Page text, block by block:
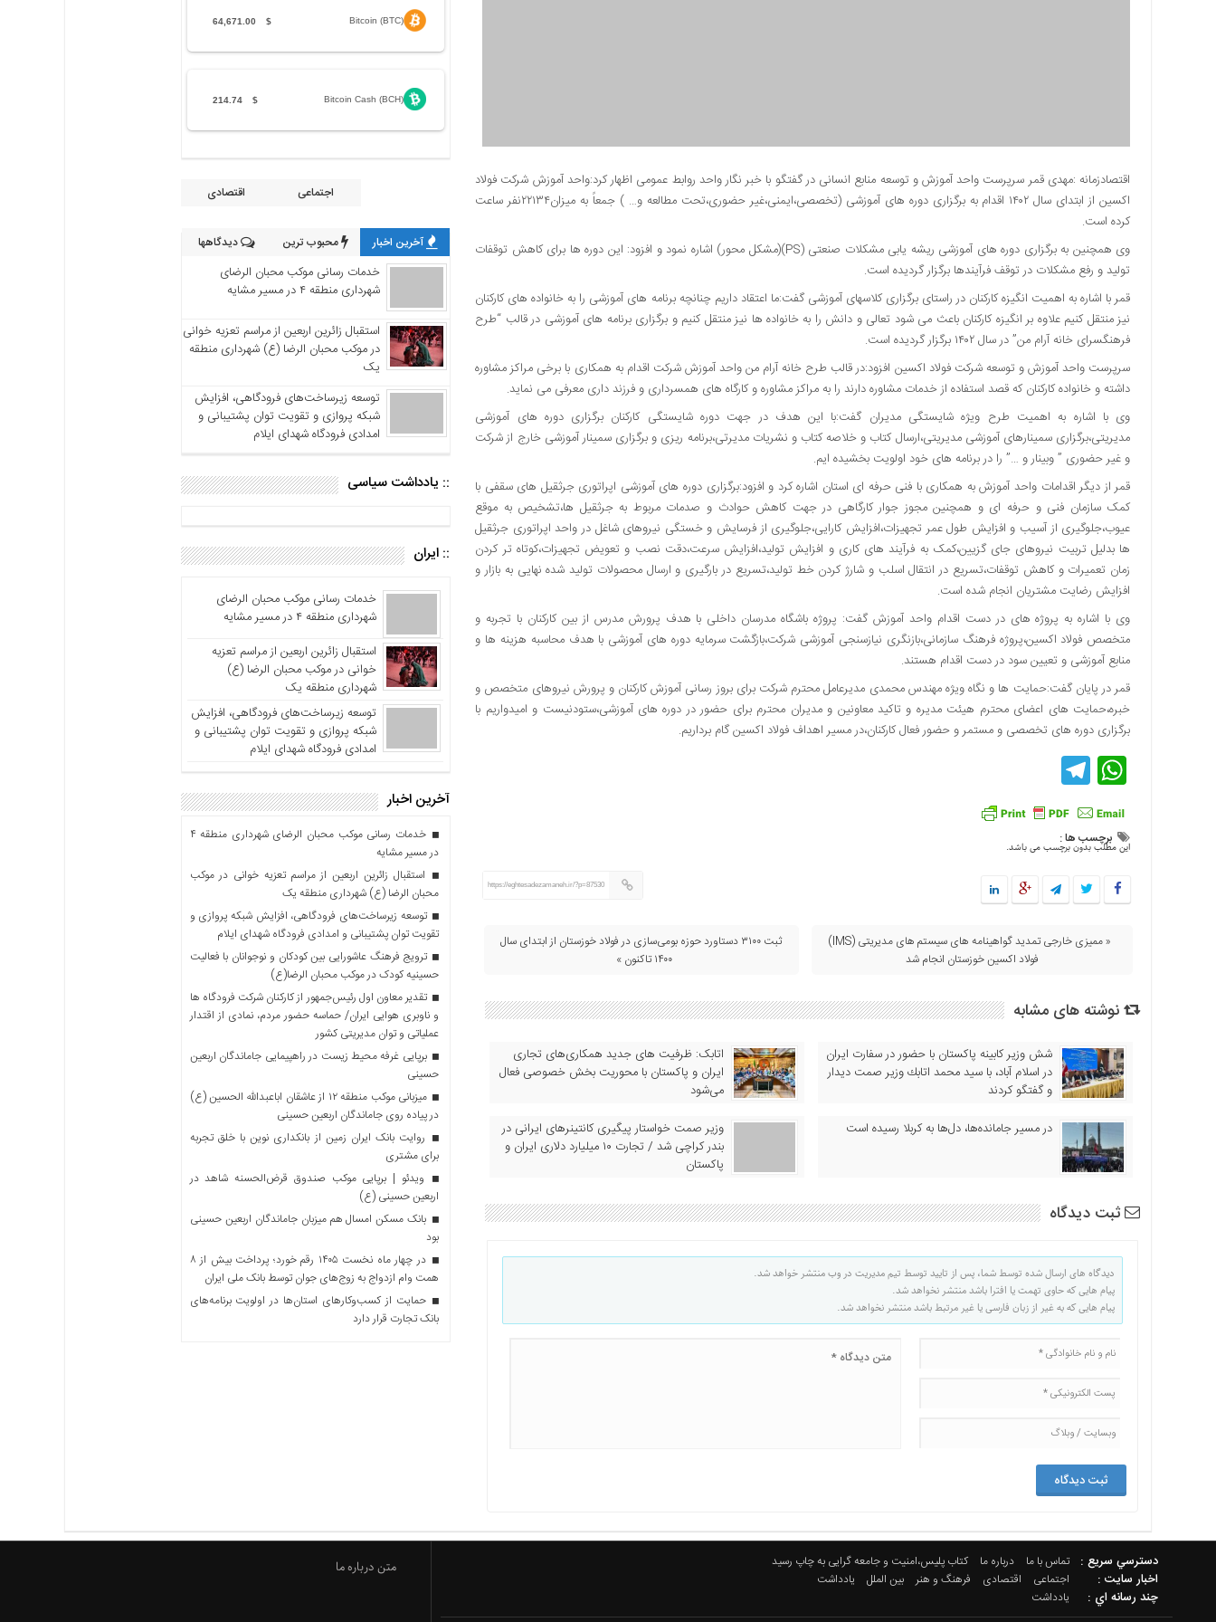
اقتصادزمانه :مهدی قمر سرپرست واحد آموزش و توسعه منابع انسانی در گفتگو با خبر نگار واحد روابط عمومی اظهار کرد:واحد آموزش شرکت فولاد
اکسین از ابتدای سال ۱۴۰۲ اقدام به برگزاری دوره های آموزشی (تخصصی،ایمنی،غیر حضوری،تحت مطالعه و… ) جمعاً به میزان۲۲۱۳۴نفر ساعت
کرده است.
وی همچنین به برگزاری دوره های آموزشی ریشه یابی مشکلات صنعتی (PS)(مشکل محور) اشاره نمود و افزود: این دوره ها برای کاهش توقفات
تولید و رفع مشکلات در توقف فرآیندها برگزار گردیده است.
قمر با اشاره به اهمیت انگیزه کارکنان در راستای برگزاری کلاسهای آموزشی گفت:ما اعتقاد داریم چنانچه برنامه های آموزشی را به خانواده های کارکنان
نیز منتقل کنیم علاوه بر انگیزه کارکنان باعث می شود تعالی و دانش را به خانواده ها نیز منتقل کنیم و برگزاری برنامه های آموزشی در قالب “طرح
فرهنگسرای خانه آرام من” در سال ۱۴۰۲ برگزار گردیده است.
سرپرست واحد آموزش و توسعه شرکت فولاد اکسین افزود:در قالب طرح خانه آرام من واحد آموزش شرکت اقدام به همکاری با برخی مراکز مشاوره
داشته و خانواده کارکنان که قصد استفاده از خدمات مشاوره دارند را به مراکز مشاوره و کارگاه های همسرداری و فرزند داری معرفی می نماید.
وی با اشاره به اهمیت طرح ویژه شایستگی مدیران گفت:با این هدف در جهت دوره شایستگی کارکنان برگزاری دوره های آموزشی
مدیریتی،برگزاری سمینارهای آموزشی مدیریتی،ارسال کتاب و خلاصه کتاب و نشریات مدیرتی،برنامه ریزی و برگزاری سمینار آموزشی خارج از شرکت
و غیر حضوری ” وبینار و …” را در برنامه های خود اولویت بخشیده ایم.
قمر از دیگر اقدامات واحد آموزش به همکاری با فنی حرفه ای استان اشاره کرد و افزود:برگزاری دوره های آموزشی اپراتوری جرثقیل های سقفی با
کمک سازمان فنی و حرفه ای و همچنین مجوز جوار کارگاهی در جهت کاهش حوادث و صدمات مربوط به جرثقیل ها،تشخیص به موقع
عیوب،جلوگیری از آسیب و افزایش طول عمر تجهیزات،افزایش کارایی،جلوگیری از فرسایش و خستگی نیروهای شاغل در واحد اپراتوری جرثقیل
ها بدلیل تربیت نیروهای جای گزیین،کمک به فرآیند های کاری و افزایش تولید،افزایش سرعت،دقت نصب و تعویض تجهیزات،کوتاه تر کردن
زمان تعمیرات و کاهش توقفات،تسریع در انتقال اسلب و شارژ کردن خط تولید،تسریع در بارگیری و ارسال محصولات تولید شده نهایی به بازار و
افزایش رضایت مشتریان انجام شده است.
وی با اشاره به پروژه های در دست اقدام واحد آموزش گفت: پروژه باشگاه مدرسان داخلی با هدف پرورش مدرس از بین کارکنان با تجربه و
متخصص فولاد اکسین،پروژه فرهنگ سازمانی،بازنگری نیازسنجی آموزشی شرکت،بازگشت سرمایه دوره های آموزشی با هدف محاسبه هزینه ها و
منابع آموزشی و تعیین سود در دست اقدام هستند.
قمر در پایان گفت:حمایت ها و نگاه ویژه مهندس محمدی مدیرعامل محترم شرکت برای بروز رسانی آموزش کارکنان و پرورش نیروهای متخصص و
خبره،حمایت های اعضای محترم هیئت مدیره و تاکید معاونین و مدیران محترم برای حضور در دوره های آموزشی،ستودنیست و امیدواریم‌ با
برگزاری دوره های تخصصی و مستمر و حضور فعال کارکنان،در مسیر اهداف فولاد اکسین گام برداریم.
WhatsApp
Telegram
برچسب ها :
این مطلب بدون برچسب می باشد.
https://eghtesadezamaneh.ir/?p=87530
« ممیزی خارجی تمدید گواهینامه های سیستم های مدیریتی (IMS)
فولاد اکسین خوزستان انجام شد
ثبت ۳۱۰۰ دستاورد حوزه بومی‌سازی در فولاد خوزستان از ابتدای سال
۱۴۰۰ تاکنون »
نوشته های مشابه
شش وزیر کابینه پاکستان با حضور در سفارت ایران
در اسلام آباد، با سيد محمد اتابك وزير صمت ديدار
و گفتگو كردند
اتابک: ظرفیت های جدید همکاری‌های تجاری
ایران و پاکستان با محوریت بخش خصوصی فعال
می‌شود
در مسیر جا‌مانده‌ها، دل‌ها به کربلا رسیده است
وزیر صمت خواستار پیگیری کانتینرهای ایرانی در
بندر کراچی شد / تجارت ۱۰ میلیارد دلاری ایران و
پاکستان
ثبت دیدگاه
دیدگاه های ارسال شده توسط شما، پس از تایید توسط تیم مدیریت در وب منتشر خواهد شد.
پیام هایی که حاوی تهمت یا افترا باشد منتشر نخواهد شد.
پیام هایی که به غیر از زبان فارسی یا غیر مرتبط باشد منتشر نخواهد شد.
Bitcoin (BTC)
$
64,671.00
Bitcoin Cash (BCH)
$
214.74
اجتماعی اقتصادی
آخرین اخبار محبوب ترین دیدگاهها
خدمات رسانی موکب محبان الرضای
شهرداری منطقه ۴ در مسیر مشایه
استقبال زائرین اربعین از مراسم تعزیه خوانی
در موکب محبان الرضا (ع) شهرداری منطقه
یک
توسعه زیرساخت‌های فرودگاهی، افزایش
شبکه پروازی و تقویت توان پشتیبانی و
امدادی فرودگاه شهدای ایلام
:: یادداشت سیاسی
:: ایران
خدمات رسانی موکب محبان الرضای
شهرداری منطقه ۴ در مسیر مشایه
استقبال زائرین اربعین از مراسم تعزیه
خوانی در موکب محبان الرضا (ع)
شهرداری منطقه یک
توسعه زیرساخت‌های فرودگاهی، افزایش
شبکه پروازی و تقویت توان پشتیبانی و
امدادی فرودگاه شهدای ایلام
آخرین اخبار
خدمات رسانی موکب محبان الرضای شهرداری منطقه ۴
در مسیر مشایه
استقبال زائرین اربعین از مراسم تعزیه خوانی در موکب
محبان الرضا (ع) شهرداری منطقه یک
توسعه زیرساخت‌های فرودگاهی، افزایش شبکه پروازی و
تقویت توان پشتیبانی و امدادی فرودگاه شهدای ایلام
ترویج فرهنگ عاشورایی بین کودکان و نوجوانان با فعالیت
حسینیه کودک در موکب محبان الرضا(ع)
تقدیر معاون اول رئیس‌جمهور از کارکنان شرکت فرودگاه ها
و ناوبری هوایی ایران/ حماسه حضور مردم، نمادی از اقتدار
عملیاتی و توان مدیریتی کشور
برپایی غرفه محیط زیست در راهپیمایی جاماندگان اربعین
حسینی
میزبانی موکب منطقه ۱۲ از عاشقان اباعبدالله الحسین (ع)
در پیاده روی جاماندگان اربعین حسینی
روایت بانک ایران زمین از بانکداری نوین با خلق تجربه
برای مشتری
ویدئو | برپایی موکب صندوق قرض‌الحسنه شاهد در
اربعین حسینی (ع)
بانک مسکن امسال هم میزبان جاماندگان اربعین حسینی
بود
در چهار ماه نخست ۱۴۰۵ رقم خورد؛ پرداخت بیش از ۸
همت وام ازدواج به زوج‌های جوان توسط بانک ملی ایران
حمایت از کسب‌وکارهای استان‌ها در اولویت برنامه‌های
بانک تجارت قرار دارد
دسترسي سريع : تماس با ما درباره ما کتاب پلیس،امنیت و جامعه گرایی به چاپ رسید
اخبار سایت : اجتماعی اقتصادی فرهنگ و هنر بین الملل یادداشت
چند رسانه اي : یادداشت
متن درباره ما